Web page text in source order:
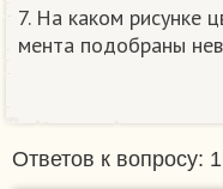
7. На каком рисунке
мента подобраны
Ответов к вопросу: 1